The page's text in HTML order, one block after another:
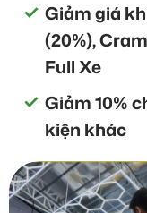
Giảm giá
(20%),
Full Xe
Giảm 10%
kiện khác